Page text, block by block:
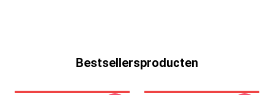
Bestsellersproducten